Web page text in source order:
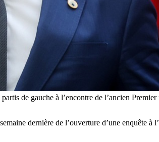
de gauche à l’encontre de l’ancien
dernière de l’ouverture d’une enquête